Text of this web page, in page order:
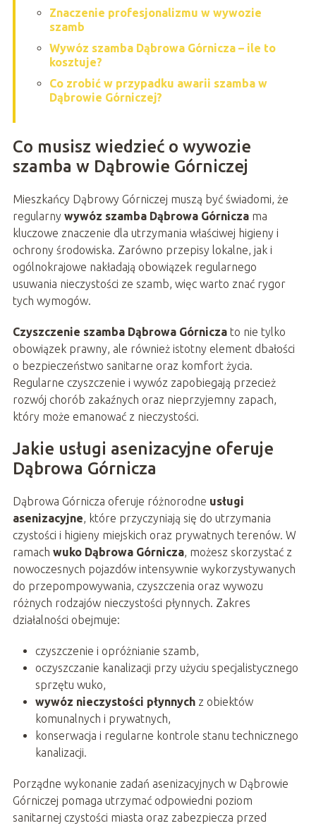
Znaczenie profesjonalizmu w wywozie
szamb
Wywóz szamba Dąbrowa Górnicza – ile to
kosztuje?
Co zrobić w przypadku awarii szamba w
Dąbrowie Górniczej?
Co musisz wiedzieć o wywozie
szamba w Dąbrowie Górniczej
Mieszkańcy Dąbrowy Górniczej muszą być świadomi, że
regularny wywóz szamba Dąbrowa Górniczama
kluczowe znaczenie dla utrzymania właściwej higieny i
ochrony środowiska. Zarówno przepisy lokalne, jak i
ogólnokrajowe nakładają obowiązek regularnego
usuwania nieczystości ze szamb, więc warto znać rygor
tych wymogów.
Czyszczenie szamba Dąbrowa Górniczato nie tylko
obowiązek prawny, ale również istotny element dbałości
o bezpieczeństwo sanitarne oraz komfort życia.
Regularne czyszczenie i wywóz zapobiegają przecież
rozwój chorób zakaźnych oraz nieprzyjemny zapach,
który może emanować z nieczystości.
Jakie usługi asenizacyjne oferuje
Dąbrowa Górnicza
Dąbrowa Górnicza oferuje różnorodne usługi
asenizacyjne, które przyczyniają się do utrzymania
czystości i higieny miejskich oraz prywatnych terenów. W
ramach wuko Dąbrowa Górnicza, możesz skorzystać z
nowoczesnych pojazdów intensywnie wykorzystywanych
do przepompowywania, czyszczenia oraz wywozu
różnych rodzajów nieczystości płynnych. Zakres
działalności obejmuje:
czyszczenie i opróżnianie szamb,
oczyszczanie kanalizacji przy użyciu specjalistycznego
sprzętu wuko,
wywóz nieczystości płynnychz obiektów
komunalnych i prywatnych,
konserwacja i regularne kontrole stanu technicznego
kanalizacji.
Porządne wykonanie zadań asenizacyjnych w Dąbrowie
Górniczej pomaga utrzymać odpowiedni poziom
sanitarnej czystości miasta oraz zabezpiecza przed